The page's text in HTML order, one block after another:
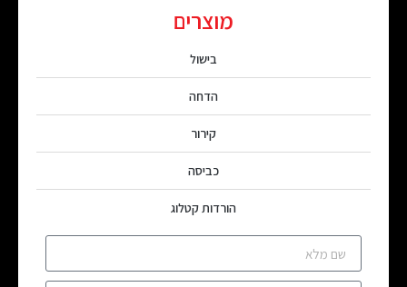
מוצרים
בישול
הדחה
קירור
כביסה
הורדות קטלוג